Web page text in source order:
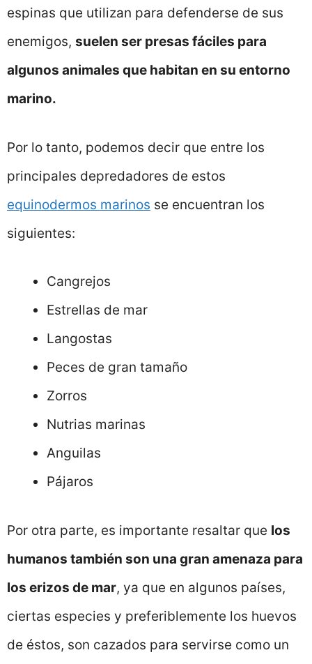
espinas que utilizan para defenderse de sus
enemigos, suelen ser presas fáciles para
algunos animales que habitan en su entorno
marino.
Por lo tanto, podemos decir que entre los
principales depredadores de estos
equinodermos marinos se encuentran los
siguientes:
Cangrejos
Estrellas de mar
Langostas
Peces de gran tamaño
Zorros
Nutrias marinas
Anguilas
Pájaros
Por otra parte, es importante resaltar que los
humanos también son una gran amenaza para
los erizos de mar, ya que en algunos países,
ciertas especies y preferiblemente los huevos
de éstos, son cazados para servirse como un